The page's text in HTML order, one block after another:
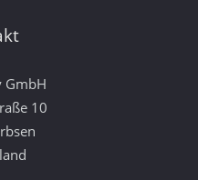
GmbH
10